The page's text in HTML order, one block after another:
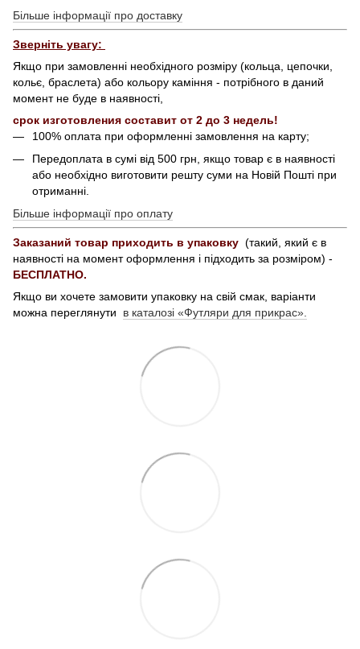
Більше інформації про доставку
Зверніть увагу:
Якщо при замовленні необхідного розміру (кольца, цепочки,
кольє, браслета) або кольору каміння - потрібного в даний
момент не буде в наявності,
срок изготовления составит от 2 до 3 недель!
100% оплата при оформленні замовлення на карту;
Передоплата в сумі від 500 грн, якщо товар є в наявності
або необхідно виготовити решту суми на Новій Пошті при
отриманні.
Більше інформації про оплату
Заказаний товар приходить в упаковку (такий, який є в
наявності на момент оформлення і підходить за розміром) -
БЕСПЛАТНО.
Якщо ви хочете замовити упаковку на свій смак, варіанти
можна переглянути в каталозі «Футляри для прикрас».